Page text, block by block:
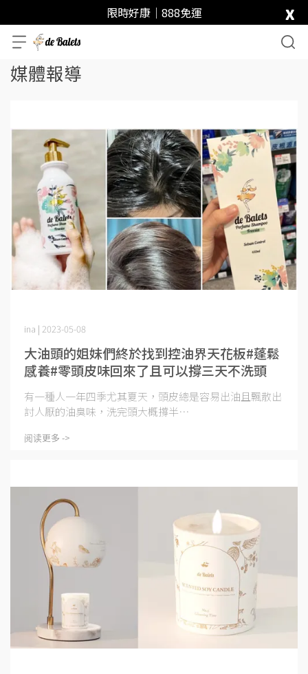
限時好康｜888免運 x
媒體報導
大油頭的姐妹們終於找到控油界天花板#蓬鬆
感養#零頭皮味回來了且可以撐三天不洗頭
ina | 2023-05-08
有一種人一年四季尤其夏天，頭皮總是容易出油且飄散出
討人厭的油臭味，洗完頭大概撐半⋯
阅读更多 ->